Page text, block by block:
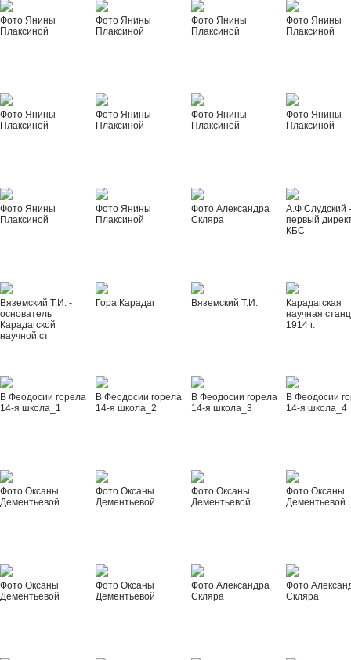
Фото Янины
Плаксиной
Фото Янины
Плаксиной
Фото Янины
Плаксиной
Фото Янины
Плаксиной
Фото Янины
Плаксиной
Фото Янины
Плаксиной
Фото Янины
Плаксиной
Фото Янины
Плаксиной
Фото Янины
Плаксиной
Фото Янины
Плаксиной
Фото Александра
Скляра
А.Ф Слудский
первый
КБС
Вяземский Т.И. -
основатель
Карадагской
научной ст
Гора Карадаг Вяземский Т.И.
Карадагская
научная
1914 г.
В Феодосии горела
14-я школа_1
В Феодосии горела
14-я школа_2
В Феодосии горела
14-я школа_3
В Феодосии
14-я школа_4
Фото Оксаны
Дементьевой
Фото Оксаны
Дементьевой
Фото Оксаны
Дементьевой
Фото Оксаны
Дементьевой
Фото Оксаны
Дементьевой
Фото Оксаны
Дементьевой
Фото Александра
Скляра
Фото
Скляра